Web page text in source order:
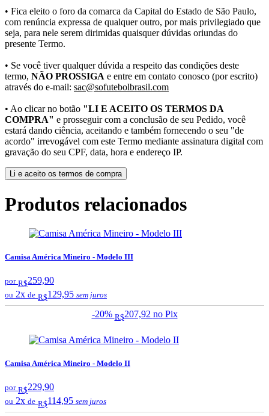
• Fica eleito o foro da comarca da Capital do Estado de São Paulo,
com renúncia expressa de qualquer outro, por mais privilegiado que
seja, para nele serem dirimidas quaisquer dúvidas oriundas do
presente Termo.
• Se você tiver qualquer dúvida a respeito das condições deste
termo, NÃO PROSSIGA e entre em contato conosco (por escrito)
através do e-mail: sac@sofutebolbrasil.com
• Ao clicar no botão "LI E ACEITO OS TERMOS DA
COMPRA" e prosseguir com a conclusão de seu Pedido, você
estará dando ciência, aceitando e também fornecendo o seu "de
acordo" irrevogável com este Termo mediante assinatura digital com
gravação do seu CPF, data, hora e endereço IP.
Li e aceito os termos de compra
Produtos relacionados
Camisa América Mineiro - Modelo III
por R$259,90
ou 2x de R$129,95 sem juros
-20% R$207,92 no Pix
Camisa América Mineiro - Modelo II
por R$229,90
ou 2x de R$114,95 sem juros